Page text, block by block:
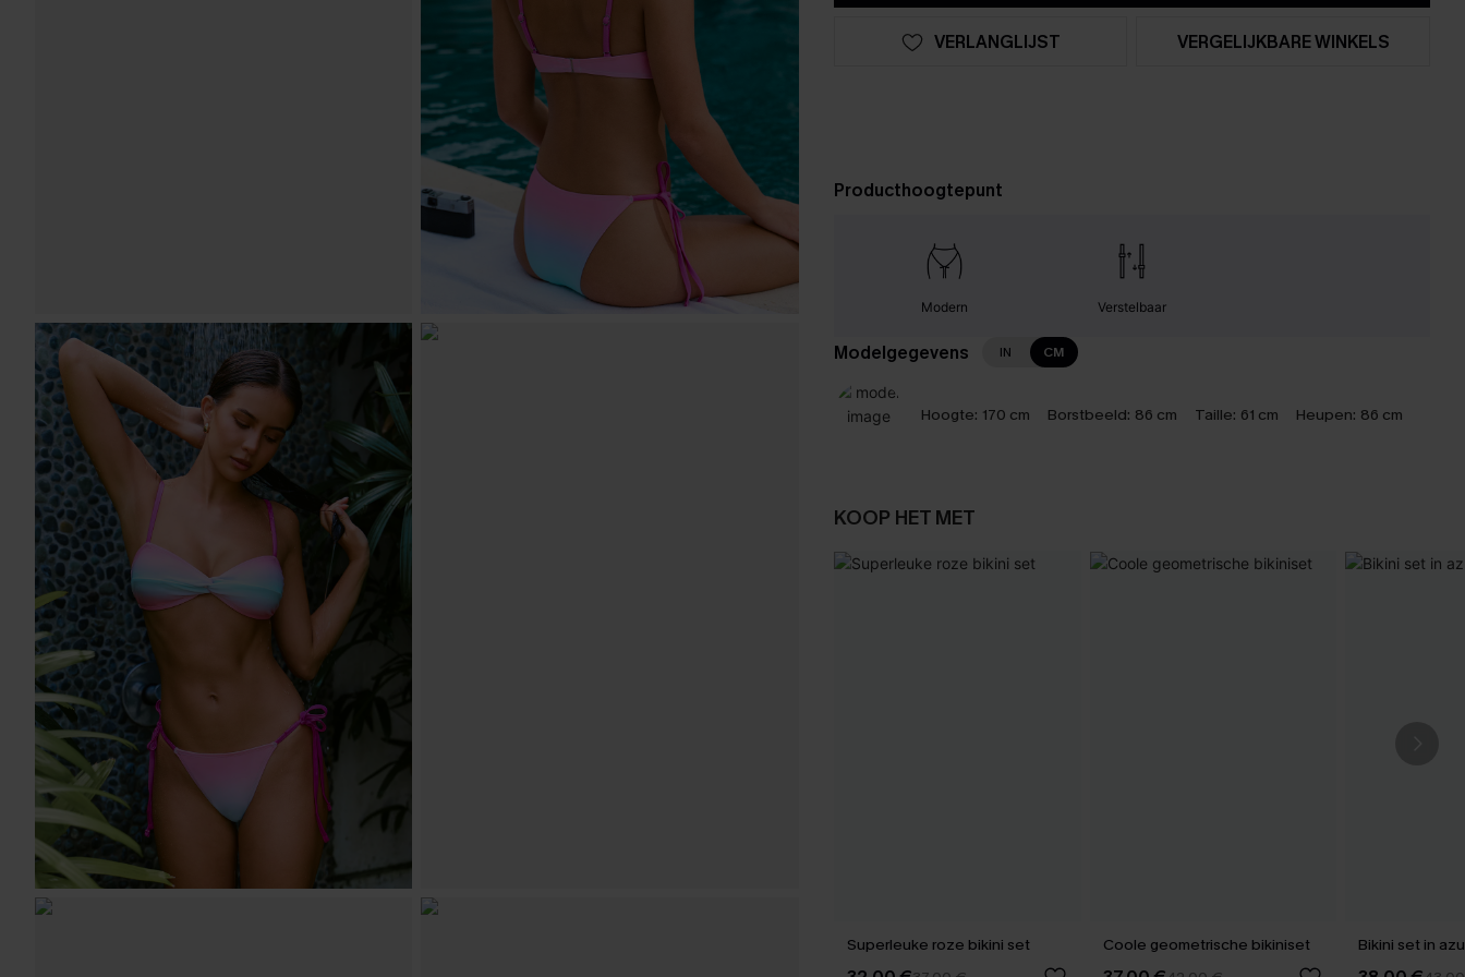
VERLANGLIJST VERGELIJKBARE WINKELS
Producthoogtepunt
Modern Verstelbaar
Modelgegevens IN CM
Hoogte: 170 cm Borstbeeld: 86 cm Taille: 61 cm Heupen: 86 cm
KOOP HET MET
Superleuke roze bikini set Coole geometrische bikiniset Bikini set in